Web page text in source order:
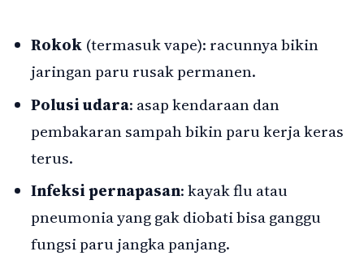
Rokok (termasuk vape): racunnya bikin
jaringan paru rusak permanen.
Polusi udara: asap kendaraan dan
pembakaran sampah bikin paru kerja keras
terus.
Infeksi pernapasan: kayak flu atau
pneumonia yang gak diobati bisa ganggu
fungsi paru jangka panjang.